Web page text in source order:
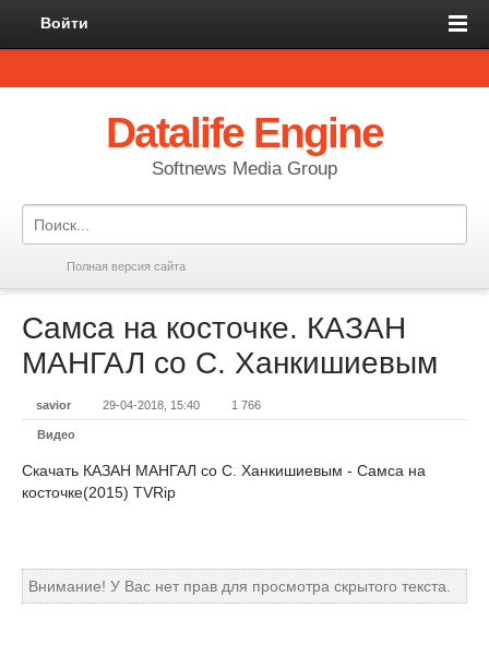
Войти
Datalife Engine
Softnews Media Group
Полная версия сайта
Самса на косточке. КАЗАН
МАНГАЛ со С. Ханкишиевым
savior 29-04-2018, 15:40 1 766
Видео
Скачать КАЗАН МАНГАЛ со С. Ханкишиевым - Самса на
косточке(2015) TVRip
Внимание! У Вас нет прав для просмотра скрытого текста.